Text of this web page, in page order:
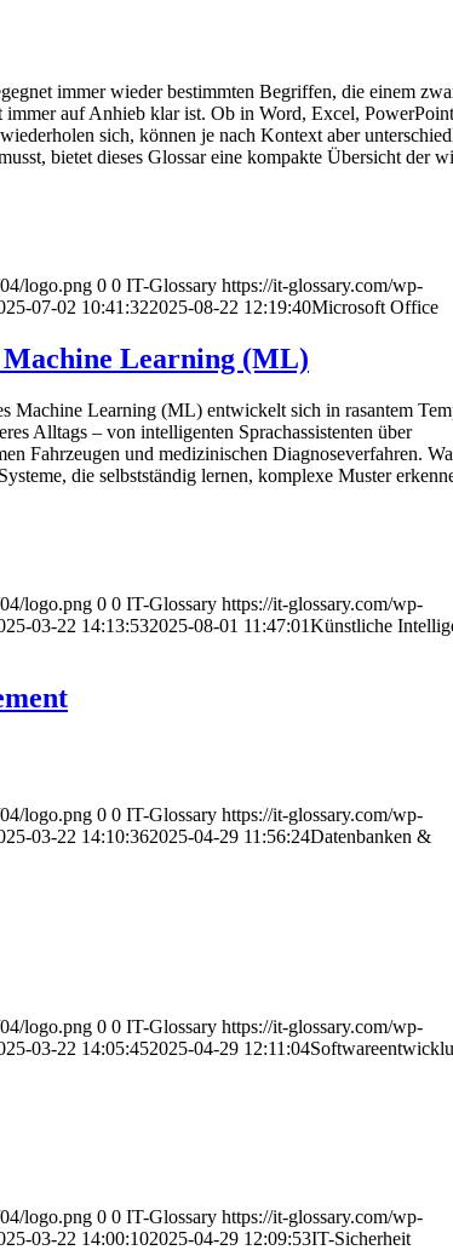
immer wieder bestimmten Begriffen, die einem
immer auf Anhieb klar ist. Ob in Word, Excel,
sich, können je nach Kontext aber
bietet dieses Glossar eine kompakte Übersicht der
logo.png 0 0 IT-Glossary https://it-glossary.com/wp-
07-02 10:41:322025-08-22 12:19:40Microsoft Office
Learning (ML)
Machine Learning (ML) entwickelt sich in rasantem
Alltags – von intelligenten Sprachassistenten über
Fahrzeugen und medizinischen Diagnoseverfahren.
die selbstständig lernen, komplexe Muster
logo.png 0 0 IT-Glossary https://it-glossary.com/wp-
03-22 14:13:532025-08-01 11:47:01Künstliche
logo.png 0 0 IT-Glossary https://it-glossary.com/wp-
03-22 14:10:362025-04-29 11:56:24Datenbanken &
logo.png 0 0 IT-Glossary https://it-glossary.com/wp-
03-22 14:05:452025-04-29 12:11:04
logo.png 0 0 IT-Glossary https://it-glossary.com/wp-
03-22 14:00:102025-04-29 12:09:53IT-Sicherheit